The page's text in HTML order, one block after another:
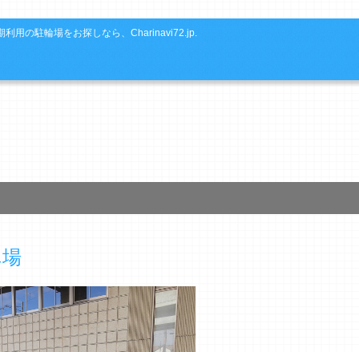
利用の駐輪場をお探しなら、Charinavi72.jp.